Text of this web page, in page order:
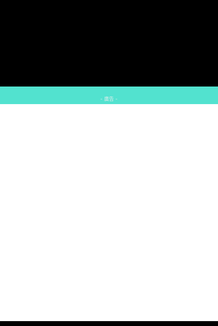
- 廣告 -